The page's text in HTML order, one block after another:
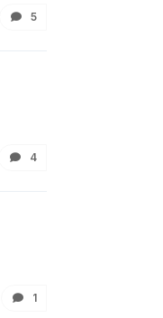
5
4
1